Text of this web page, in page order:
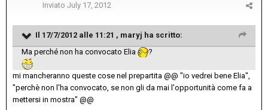
Inviato July 17, 2012
Il 17/7/2012 alle 11:21 , maryj ha scritto:
Ma perché non ha convocato Elia
?
mi mancheranno queste cose nel prepartita @@ "io vedrei bene Elia",
"perchè non l'ha convocato, se non gli da mai l'opportunità come fa a
mettersi in mostra" @@